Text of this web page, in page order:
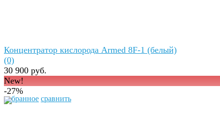
избранное сравнить
Концентратор кислорода Armed 8F-1 (белый)
(0)
30 900 руб.
New!
-27%